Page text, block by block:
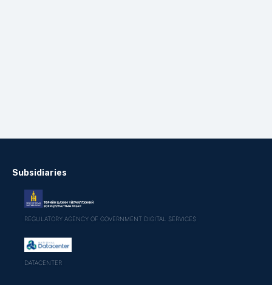
Subsidiaries
REGULATORY AGENCY OF GOVERNMENT DIGITAL SERVICES
DATACENTER